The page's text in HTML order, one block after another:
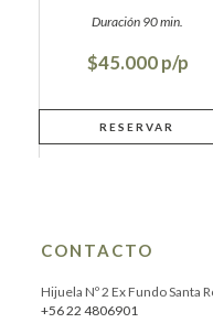
$45.000
CONTACTO
Hijuela Nº 2 Ex Fundo Santa
+56 22 4806901